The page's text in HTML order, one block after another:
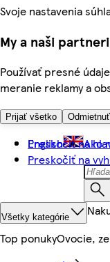
Svoje nastavenia
My a naši
Používať presné
meranie reklamy a
Prijať všetko
Preskočiť na
Preskočiť na
English Ako
Všetky kategórie
Top ponukyOvocie,